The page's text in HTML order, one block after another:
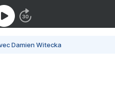
Damien Witecka